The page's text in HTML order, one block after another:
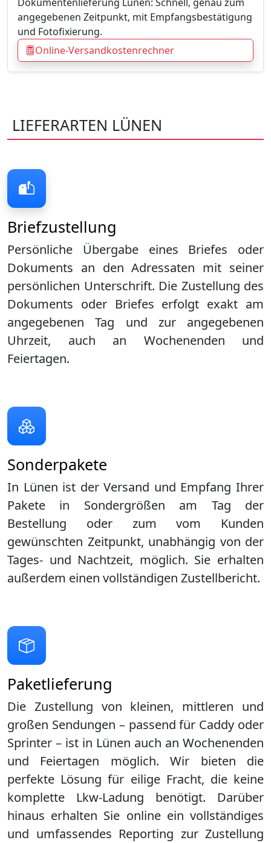
angegebenen Zeitpunkt, mit Empfangsbestätigung
und Fotofixierung.
Online-Versandkostenrechner
LIEFERARTEN LÜNEN
Briefzustellung
Persönliche Übergabe eines Briefes oder
Dokuments an den Adressaten mit seiner
persönlichen Unterschrift. Die Zustellung des
Dokuments oder Briefes erfolgt exakt am
angegebenen Tag und zur angegebenen
Uhrzeit, auch an Wochenenden und
Feiertagen.
Paketlieferung
Die Zustellung von kleinen, mittleren und
großen Sendungen – passend für Caddy oder
Sprinter – ist in Lünen auch an Wochenenden
und Feiertagen möglich. Wir bieten die
perfekte Lösung für eilige Fracht, die keine
komplette Lkw-Ladung benötigt. Darüber
hinaus erhalten Sie online ein vollständiges
und umfassendes Reporting zur Zustellung
Sonderpakete
In Lünen ist der Versand und Empfang Ihrer
Pakete in Sondergrößen am Tag der
Bestellung oder zum vom Kunden
gewünschten Zeitpunkt, unabhängig von der
Tages- und Nachtzeit, möglich. Sie erhalten
außerdem einen vollständigen Zustellbericht.